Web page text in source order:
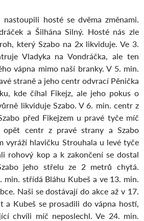
hosté se dvěma změnami.
a Šilhána Silný. Hosté nás zle
který Szabo na 2x likviduje. Ve 3.
Vladyka na Vondráčka, ale ten
vápna mimo naší branky. V 5. min.
straně a jeho centr odvrací Pěnička
kde číhal Fikejz, ale jeho pokus o
likviduje Szabo. V 6. min. centr z
před Fikejzem u pravé tyče míč
opět centr z pravé strany a Szabo
vyráží hlavičku Strouhala u levé tyče
rohový kop a k zakončení se dostal
jeho střelu ze 2 metrů chytá.
min. střídá Bláhu Kubeš a ve 13. min.
Naši se dostávají do akce až v 17.
a Kubeš se prosadili do vápna hostí,
chvíli míč neposlechl. Ve 24. min.